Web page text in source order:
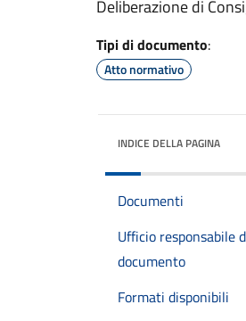
Deliberazione di
Tipi di documento:
Atto normativo
INDICE DELLA PAGINA
Documenti
Ufficio responsabile
documento
Formati disponibili